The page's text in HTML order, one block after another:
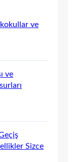
ve
ve
Sizce